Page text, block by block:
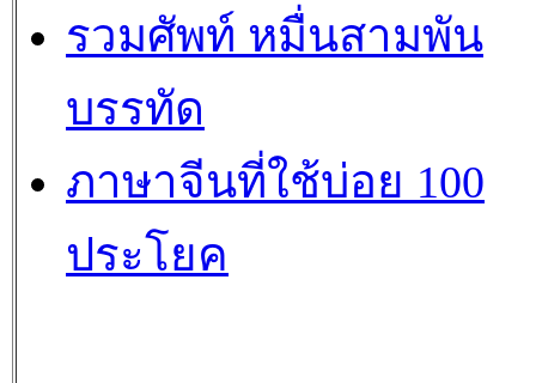
รวมศัพท์ หมื่นสามพัน
บรรทัด
ภาษาจีนที่ใช้บ่อย 100
ประโยค